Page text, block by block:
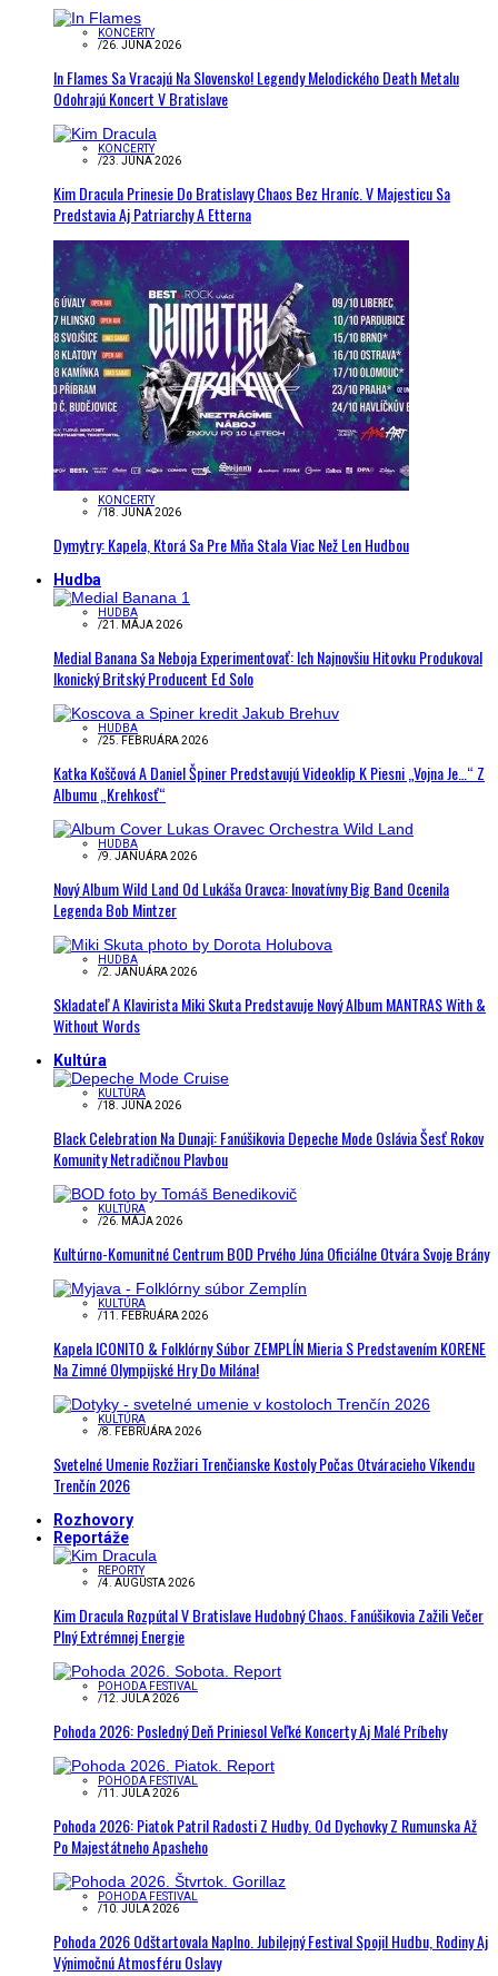
KONCERTY
/26. JÚNA 2026
In Flames Sa Vracajú Na Slovensko! Legendy Melodického Death Metalu
Odohrajú Koncert V Bratislave
KONCERTY
/23. JÚNA 2026
Kim Dracula Prinesie Do Bratislavy Chaos Bez Hraníc. V Majesticu Sa
Predstavia Aj Patriarchy A Etterna
KONCERTY
/18. JÚNA 2026
Dymytry: Kapela, Ktorá Sa Pre Mňa Stala Viac Než Len Hudbou
Hudba
HUDBA
/21. MÁJA 2026
Medial Banana Sa Neboja Experimentovať: Ich Najnovšiu Hitovku Produkoval
Ikonický Britský Producent Ed Solo
HUDBA
/25. FEBRUÁRA 2026
Katka Koščová A Daniel Špiner Predstavujú Videoklip K Piesni „Vojna Je…“ Z
Albumu „Krehkosť“
HUDBA
/9. JANUÁRA 2026
Nový Album Wild Land Od Lukáša Oravca: Inovatívny Big Band Ocenila
Legenda Bob Mintzer
HUDBA
/2. JANUÁRA 2026
Skladateľ A Klavirista Miki Skuta Predstavuje Nový Album MANTRAS With &
Without Words
Kultúra
KULTÚRA
/18. JÚNA 2026
Black Celebration Na Dunaji: Fanúšikovia Depeche Mode Oslávia Šesť Rokov
Komunity Netradičnou Plavbou
KULTÚRA
/26. MÁJA 2026
Kultúrno-Komunitné Centrum BOD Prvého Júna Oficiálne Otvára Svoje Brány
KULTÚRA
/11. FEBRUÁRA 2026
Kapela ICONITO & Folklórny Súbor ZEMPLÍN Mieria S Predstavením KORENE
Na Zimné Olympijské Hry Do Milána!
KULTÚRA
/8. FEBRUÁRA 2026
Svetelné Umenie Rozžiari Trenčianske Kostoly Počas Otváracieho Víkendu
Trenčín 2026
Rozhovory
Reportáže
REPORTY
/4. AUGUSTA 2026
Kim Dracula Rozpútal V Bratislave Hudobný Chaos. Fanúšikovia Zažili Večer
Plný Extrémnej Energie
POHODA FESTIVAL
/12. JÚLA 2026
Pohoda 2026: Posledný Deň Priniesol Veľké Koncerty Aj Malé Príbehy
POHODA FESTIVAL
/11. JÚLA 2026
Pohoda 2026: Piatok Patril Radosti Z Hudby. Od Dychovky Z Rumunska Až
Po Majestátneho Apasheho
POHODA FESTIVAL
/10. JÚLA 2026
Pohoda 2026 Odštartovala Naplno. Jubilejný Festival Spojil Hudbu, Rodiny Aj
Výnimočnú Atmosféru Oslavy